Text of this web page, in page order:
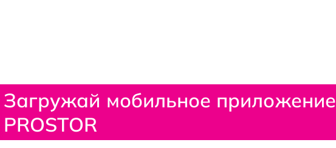
Загружай мобильное приложение
PROSTOR